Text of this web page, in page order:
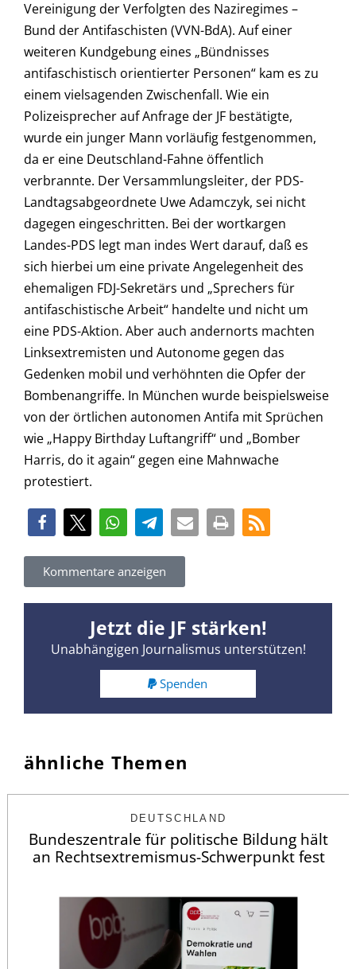
Vereinigung der Verfolgten des Naziregimes –
Bund der Antifaschisten (VVN-BdA). Auf einer
weiteren Kundgebung eines „Bündnisses
antifaschistisch orientierter Personen“ kam es zu
einem vielsagenden Zwischenfall. Wie ein
Polizeisprecher auf Anfrage der JF bestätigte,
wurde ein junger Mann vorläufig festgenommen,
da er eine Deutschland-Fahne öffentlich
verbrannte. Der Versammlungsleiter, der PDS-
Landtagsabgeordnete Uwe Adamczyk, sei nicht
dagegen eingeschritten. Bei der wortkargen
Landes-PDS legt man indes Wert darauf, daß es
sich hierbei um eine private Angelegenheit des
ehemaligen FDJ-Sekretärs und „Sprechers für
antifaschistische Arbeit“ handelte und nicht um
eine PDS-Aktion. Aber auch andernorts machten
Linksextremisten und Autonome gegen das
Gedenken mobil und verhöhnten die Opfer der
Bombenangriffe. In München wurde beispielsweise
von der örtlichen autonomen Antifa mit Sprüchen
wie „Happy Birthday Luftangriff“ und „Bomber
Harris, do it again“ gegen eine Mahnwache
protestiert.
Kommentare anzeigen
Jetzt die JF stärken!
Unabhängigen Journalismus unterstützen!
Spenden
ähnliche Themen
DEUTSCHLAND
Bundeszentrale für politische Bildung hält
an Rechtsextremismus-Schwerpunkt fest